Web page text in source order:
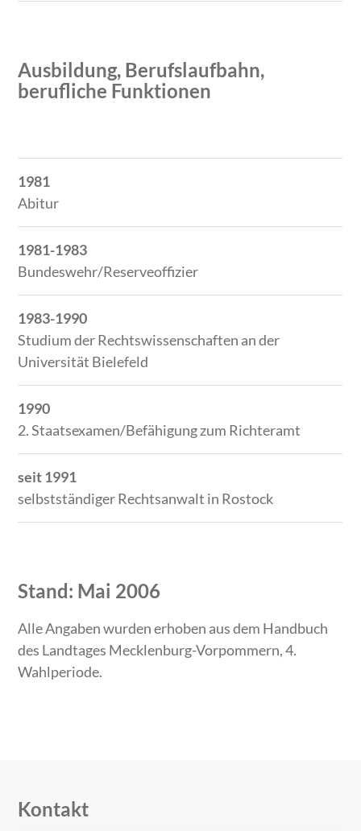
Ausbildung, Berufslaufbahn,
berufliche Funktionen
Zeitraum
Tätigkeit
1981
Abitur
1981-1983
Bundeswehr/Reserveoffizier
1983-1990
Studium der Rechtswissenschaften an der
Universität Bielefeld
1990
2. Staatsexamen/Befähigung zum Richteramt
seit 1991
selbstständiger Rechtsanwalt in Rostock
Stand: Mai 2006
Alle Angaben wurden erhoben aus dem Handbuch
des Landtages Mecklenburg-Vorpommern, 4.
Wahlperiode.
Kontakt